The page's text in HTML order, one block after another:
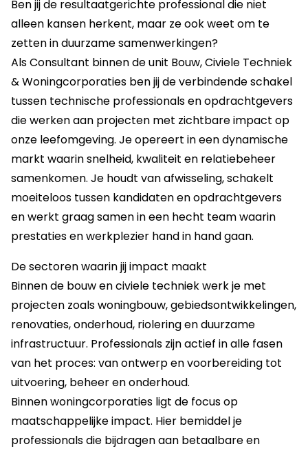
Ben jij de resultaatgerichte professional die niet
alleen kansen herkent, maar ze ook weet om te
zetten in duurzame samenwerkingen?
Als Consultant binnen de unit Bouw, Civiele Techniek
& Woningcorporaties ben jij de verbindende schakel
tussen technische professionals en opdrachtgevers
die werken aan projecten met zichtbare impact op
onze leefomgeving. Je opereert in een dynamische
markt waarin snelheid, kwaliteit en relatiebeheer
samenkomen. Je houdt van afwisseling, schakelt
moeiteloos tussen kandidaten en opdrachtgevers
en werkt graag samen in een hecht team waarin
prestaties en werkplezier hand in hand gaan.
De sectoren waarin jij impact maakt
Binnen de bouw en civiele techniek werk je met
projecten zoals woningbouw, gebiedsontwikkelingen,
renovaties, onderhoud, riolering en duurzame
infrastructuur. Professionals zijn actief in alle fasen
van het proces: van ontwerp en voorbereiding tot
uitvoering, beheer en onderhoud.
Binnen woningcorporaties ligt de focus op
maatschappelijke impact. Hier bemiddel je
professionals die bijdragen aan betaalbare en